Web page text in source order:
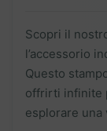
Scopri il
l’accessorio
Questo
offrirti infinite
esplorare una